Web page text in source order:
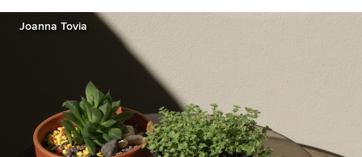
Joanna Tovia